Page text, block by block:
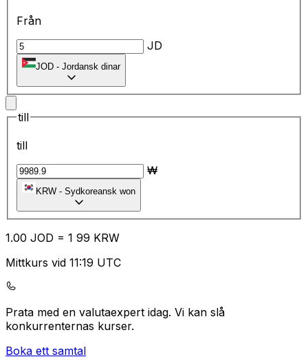
Från
JD
JOD - Jordansk dinar
till
till
₩
KRW - Sydkoreansk won
1.00 JOD = 1 99 KRW
Mittkurs vid 11:19 UTC
Prata med en valutaexpert idag. Vi kan slå
konkurrenternas kurser.
Boka ett samtal